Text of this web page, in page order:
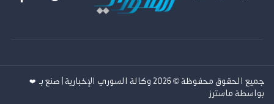
جميع الحقوق محفوظة © 2026 وكالة السوري الإخبارية | صنع بـ ❤️
بواسطة ماسترز